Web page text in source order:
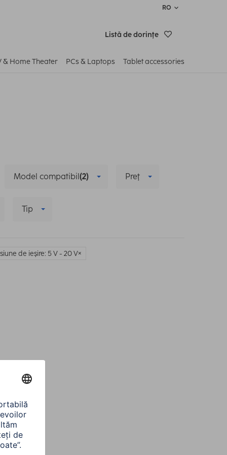
RO
Listă de dorinţe
& Home Theater PCs & Laptops Tablet accessories
Model compatibil(2) Preţ
Tip
de ieşire: 5 V - 20 V